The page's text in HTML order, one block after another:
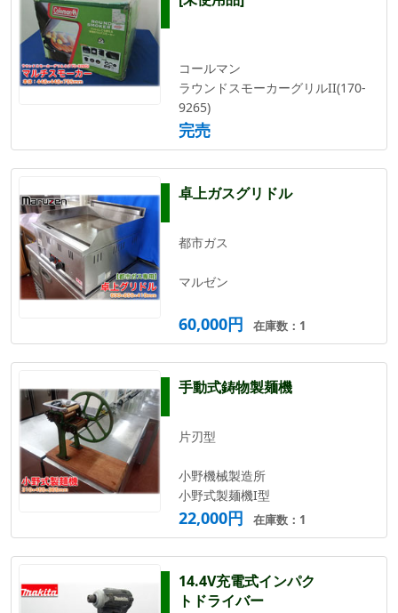
コールマン
ラウンドスモーカーグリルII(170-
9265)
完売
卓上ガスグリドル
都市ガス
マルゼン
60,000円 在庫数：1
手動式鋳物製麺機
片刃型
小野機械製造所
小野式製麺機I型
22,000円 在庫数：1
14.4V充電式インパク
トドライバー